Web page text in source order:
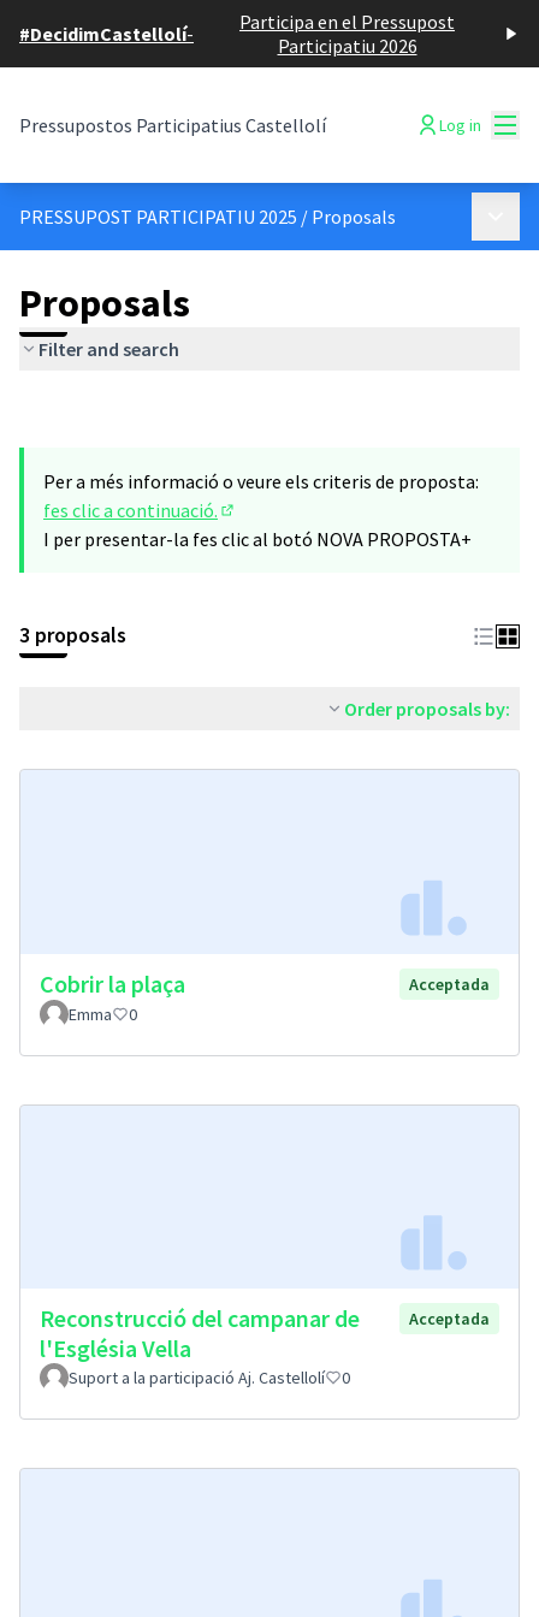
#DecidimCastellolí-
Participa en el Pressupost
Participatiu 2026
Pressupostos Participatius Castellolí Log in
PRESSUPOST PARTICIPATIU 2025 / Proposals
Proposals
Filter and search
Per a més informació o veure els criteris de proposta:
fes clic a continuació.
(Opens in new tab)
I per presentar-la fes clic al botó NOVA PROPOSTA+
3 proposals
Order proposals by:
Cobrir la plaça
Acceptada
Emma
0
Reconstrucció del campanar de
l'Església Vella
Acceptada
Suport a la participació Aj. Castellolí 0